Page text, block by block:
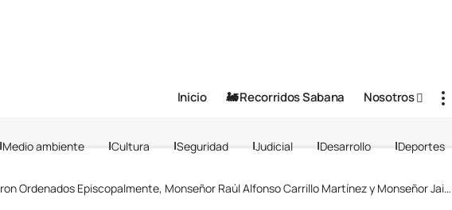
Inicio 🚂 Recorridos Sabana Nosotros
Medio ambiente Cultura Seguridad Judicial Desarrollo Deportes
Ordenados Episcopalmente, Monseñor Raúl Alfonso Carrillo Martínez y Monseñor Jaime Uriel Sanabria Arias